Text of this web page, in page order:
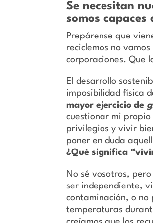
Se necesitan
somos
Prepárense que
reciclemos no
corporaciones. Que
El desarrollo
imposibilidad física
mayor ejercicio de
cuestionar mi propio
privilegios y vivir
poner en duda
¿Qué significa
No sé vosotros,
ser independiente,
contaminación, o no
temperaturas